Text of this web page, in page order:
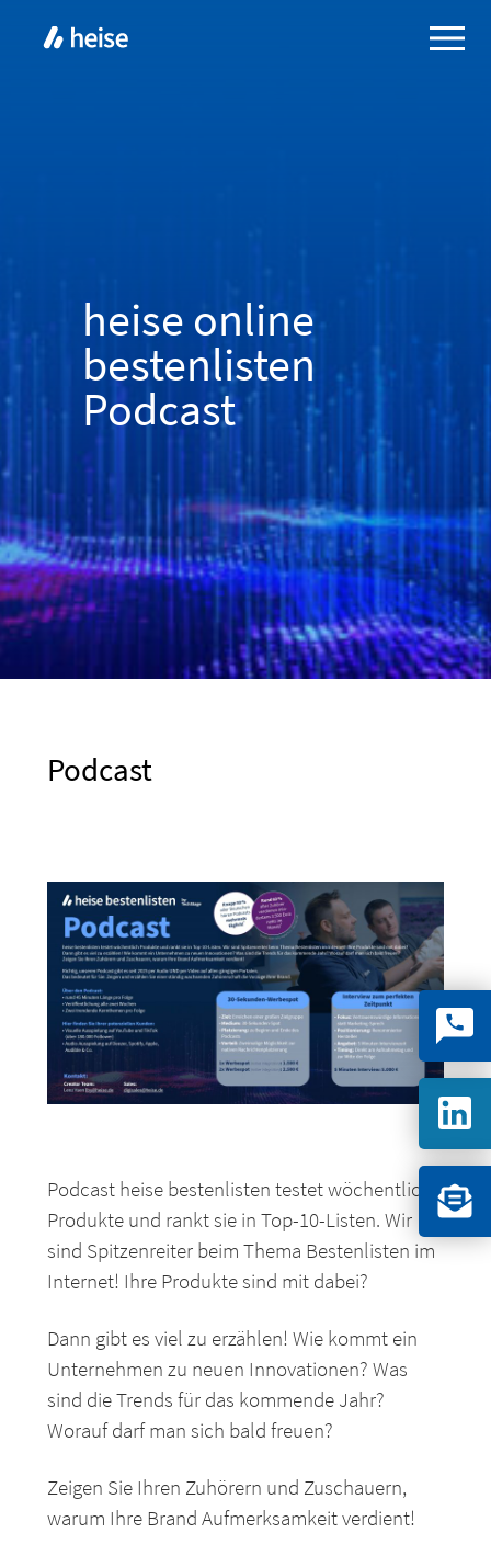
heise online
bestenlisten
Podcast
Podcast
Podcast heise bestenlisten testet wöchentlich
Produkte und rankt sie in Top-10-Listen. Wir
sind Spitzenreiter beim Thema Bestenlisten im
Internet! Ihre Produkte sind mit dabei?
Dann gibt es viel zu erzählen! Wie kommt ein
Unternehmen zu neuen Innovationen? Was
sind die Trends für das kommende Jahr?
Worauf darf man sich bald freuen?
Zeigen Sie Ihren Zuhörern und Zuschauern,
warum Ihre Brand Aufmerksamkeit verdient!